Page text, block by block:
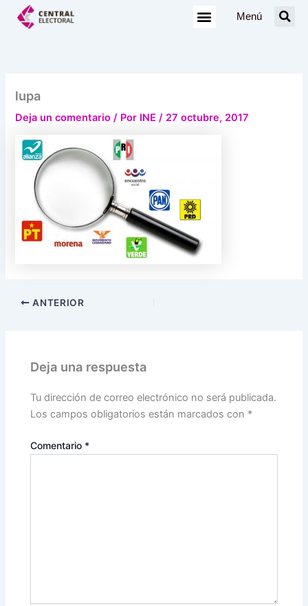
Menú
lupa
Deja un comentario / Por INE/ 27 octubre, 2017
ANTERIOR
Deja una respuesta
Tu dirección de correo electrónico no será publicada.
Los campos obligatorios están marcados con *
Comentario *